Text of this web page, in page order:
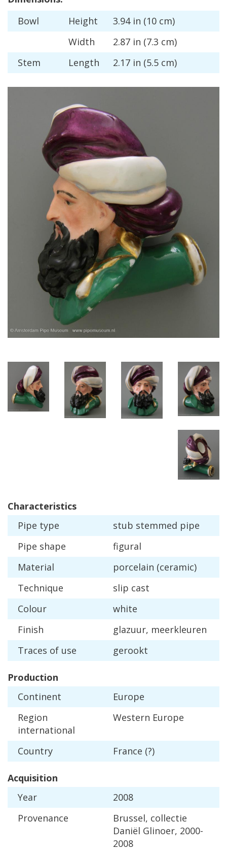
Bowl
Height 3.94 in (10 cm)
Width
2.87 in (7.3 cm)
Stem
Length 2.17 in (5.5 cm)
Characteristics
Pipe type stub stemmed pipe
Pipe shape
figural
Material
porcelain (ceramic)
Technique
slip cast
Colour
white
Finish
glazuur, meerkleuren
Traces of use gerookt
Production
Continent
Europe
Region
international
Western Europe
Country France (?)
Acquisition
Year
2008
Provenance
Brussel, collectie
Daniël Glinoer, 2000-
2008